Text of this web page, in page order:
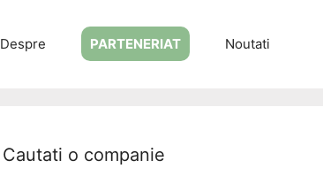
Despre PARTENERIAT Noutati
Cautati o companie